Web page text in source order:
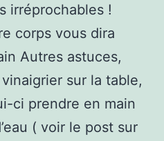
irréprochables !
corps vous dira
Autres astuces,
sur la table,
ci prendre en main
( voir le post sur